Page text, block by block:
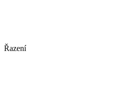
Řazení